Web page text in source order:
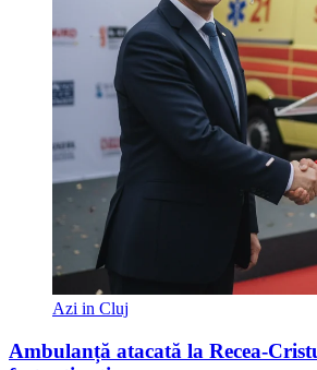
Azi in Cluj
Ambulanță atacată la Recea-